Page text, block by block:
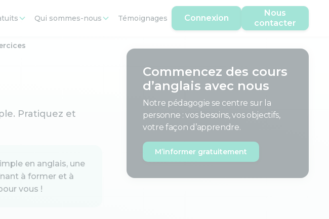
Qui sommes-nous Témoignages Connexion
Nous
contacter
Pratiquez et
en anglais, une
à former et à
vous !
Commencez des cours
d’anglais avec nous
Notre pédagogie se centre sur la
personne : vos besoins, vos objectifs,
votre façon d’apprendre.
M’informer gratuitement